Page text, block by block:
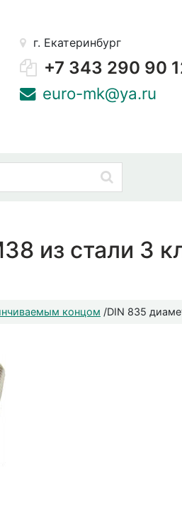
г. Екатеринбург
+7 343 290 90
euro-mk@ya.ru
из стали 3
концом /DIN 835